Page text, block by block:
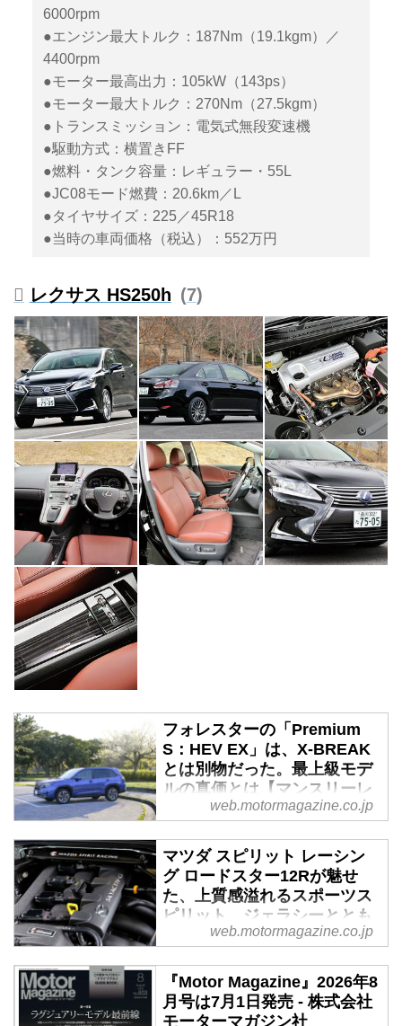
6000rpm
●エンジン最大トルク：187Nm（19.1kgm）／
4400rpm
●モーター最高出力：105kW（143ps）
●モーター最大トルク：270Nm（27.5kgm）
●トランスミッション：電気式無段変速機
●駆動方式：横置きFF
●燃料・タンク容量：レギュラー・55L
●JC08モード燃費：20.6km／L
●タイヤサイズ：225／45R18
●当時の車両価格（税込）：552万円
レクサス HS250h 7
フォレスターの「Premium
S：HEV EX」は、X-BREAK
とは別物だった。最上級モデ
ルの真価とは【マンスリーレ
ポート／3】 - Webモーター
マンスリーレポート第3回は、
SUBARUフォレスター S：HEV
モデルのトップグレードとなる
「Premium S：HEV EX」を試乗
する。前回のX-BREAK S：HEV
しながら、その印象は大きく異な
っていた。上質な内外装に加え、
高速巡航で際立つ快適性と安定感
web.motormagazine.co.jp
マツダ スピリット レーシン
グ ロードスター12Rが魅せ
た、上質感溢れるスポーツス
ピリット。ジェラシーととも
に第二弾への期待が募る！ -
モータースポーツ由来のサブブラ
ンドとして初めての市販モデルと
web.motormagazine.co.jp
『Motor Magazine』2026年8
月号は7月1日発売 - 株式会社
モーターマガジン社